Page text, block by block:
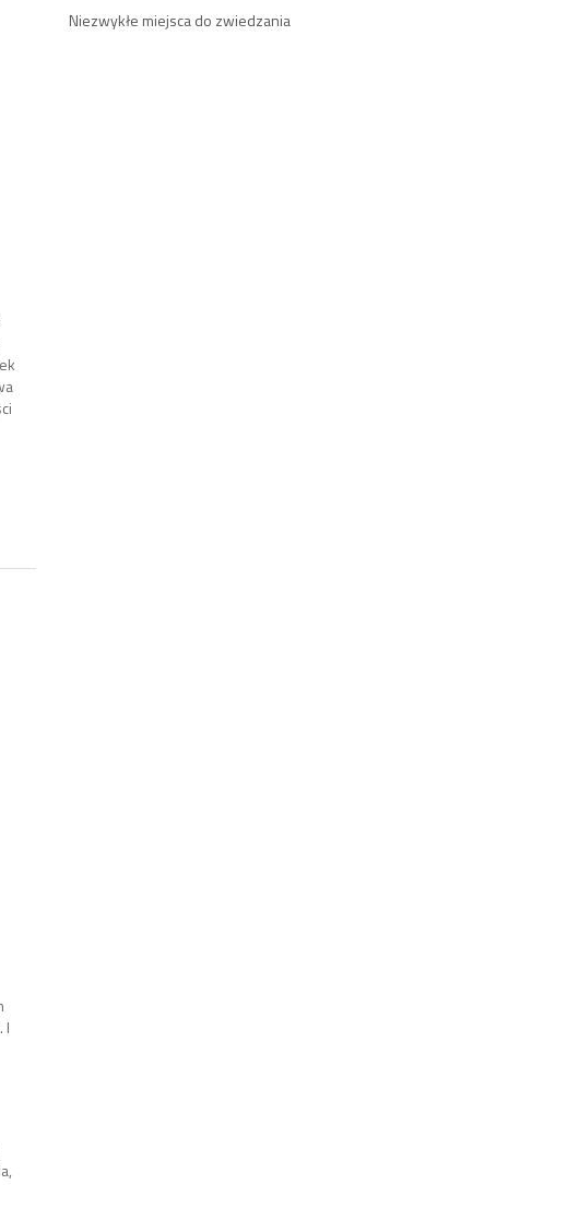
I
Niezwykłe miejsca do zwiedzania